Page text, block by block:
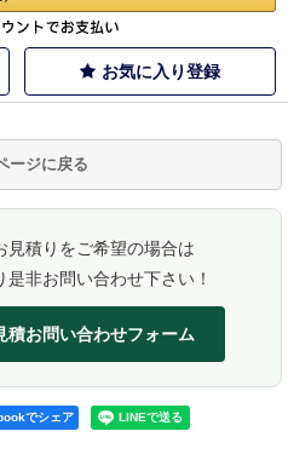
お気に入り登録
ージに戻る
見積りをご希望の場合は
非お問い合わせ下さい！
積お問い合わせフォーム
でシェア